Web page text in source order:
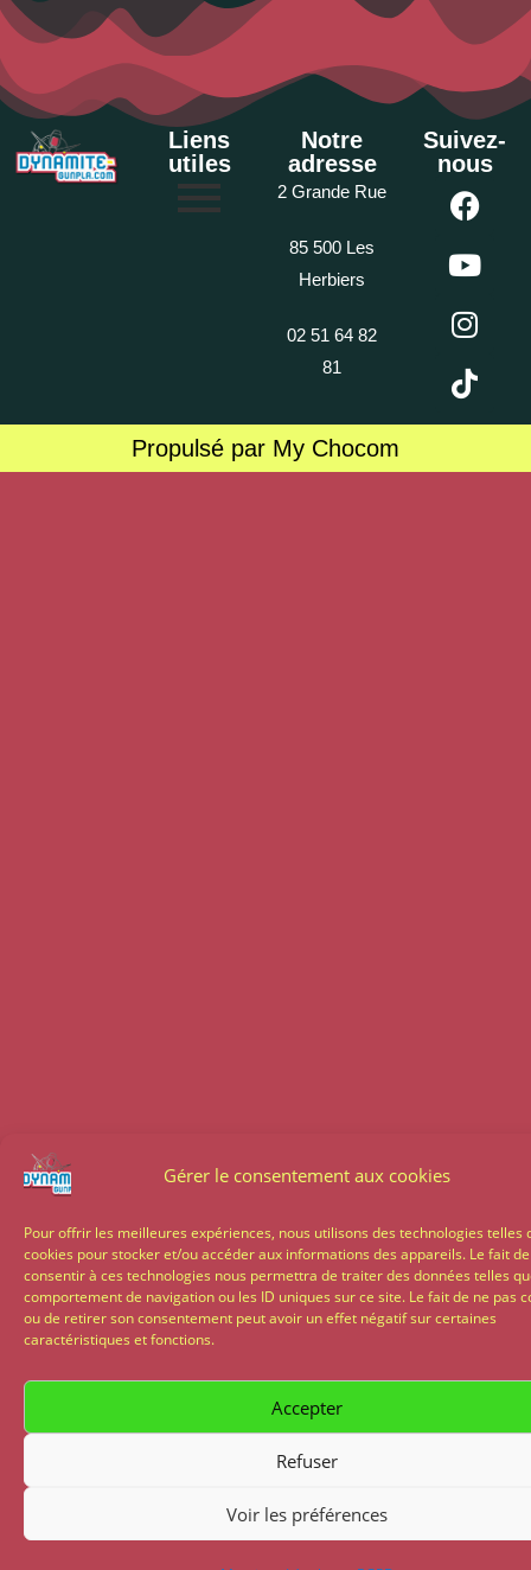
Gérer le consentement aux cookies
Pour offrir les meilleures expériences, nous utilisons des technologies telles
cookies pour stocker et/ou accéder aux informations des appareils. Le fait de
consentir à ces technologies nous permettra de traiter des données telles
comportement de navigation ou les ID uniques sur ce site. Le fait de ne pas
ou de retirer son consentement peut avoir un effet négatif sur certaines
caractéristiques et fonctions.
Accepter
Refuser
Voir les préférences
Liens
utiles
Notre
adresse
2 Grande Rue
85 500 Les
Herbiers
02 51 64 82
81
Suivez-
nous
Propulsé par My Chocom